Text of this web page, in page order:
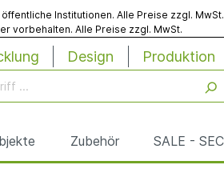
Institutionen. Alle Preise zzgl.
vorbehalten. Alle Preise zzgl. MwSt.
Design Produktion
Zubehör SALE -